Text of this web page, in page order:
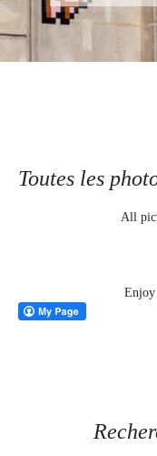
Toutes les
All
Enjoy